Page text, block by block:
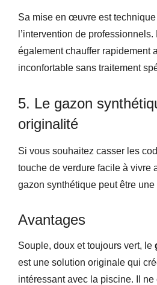
Sa mise en œuvre est
l’intervention de
également chauffer rapidement
inconfortable sans traitement
5. Le gazon
originalité
Si vous souhaitez casser les
touche de verdure facile à vivre
gazon synthétique peut être
Avantages
Souple, doux et toujours vert, le
est une solution originale qui
intéressant avec la piscine. Il ne